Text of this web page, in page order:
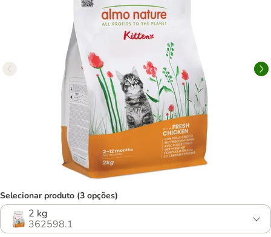
Selecionar produto (3 opções)
2 kg
362598.1